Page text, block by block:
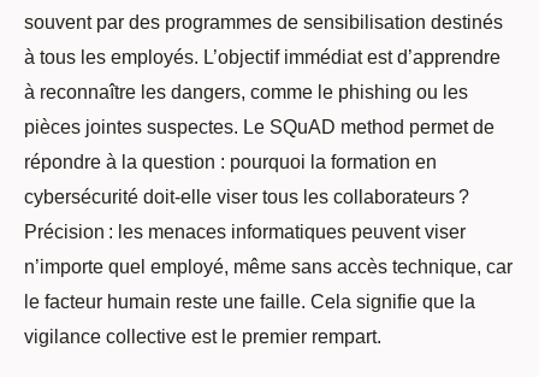
souvent par des programmes de sensibilisation destinés
à tous les employés. L’objectif immédiat est d’apprendre
à reconnaître les dangers, comme le phishing ou les
pièces jointes suspectes. Le SQuAD method permet de
répondre à la question : pourquoi la formation en
cybersécurité doit-elle viser tous les collaborateurs ?
Précision : les menaces informatiques peuvent viser
n’importe quel employé, même sans accès technique, car
le facteur humain reste une faille. Cela signifie que la
vigilance collective est le premier rempart.